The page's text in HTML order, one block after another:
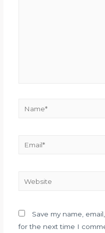
Save my name,
for the next time I